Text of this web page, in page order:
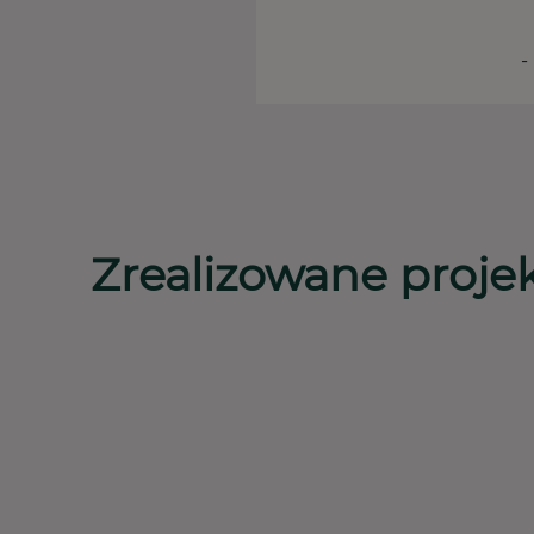
-
Zrealizowane